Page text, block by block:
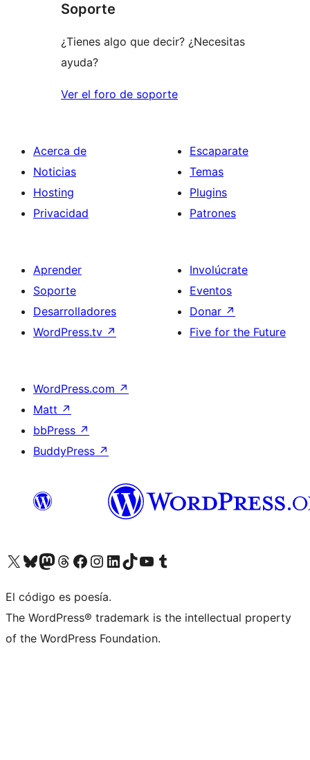
Soporte
¿Tienes algo que decir? ¿Necesitas
ayuda?
Ver el foro de soporte
Acerca de
Noticias
Hosting
Privacidad
Escaparate
Temas
Plugins
Patrones
Aprender
Soporte
Desarrolladores
WordPress.tv ↗
Involúcrate
Eventos
Donar ↗
Five for the Future
WordPress.com ↗
Matt ↗
bbPress ↗
BuddyPress ↗
Visita nuestra cuenta de X (anteriormente Twitter)
Visita nuestra cuenta de Bluesky
Visita nuestra cuenta de Mastodon
Visita nuestra cuenta de Threads
Visita nuestra página de Facebook
Visita nuestra cuenta de Instagram
Visita nuestra cuenta de LinkedIn
Visita nuestra cuenta de TikTok
Visita nuestro canal de YouTube
Visita nuestra cuenta de Tumblr
El código es poesía.
The WordPress® trademark is the intellectual property
of the WordPress Foundation.